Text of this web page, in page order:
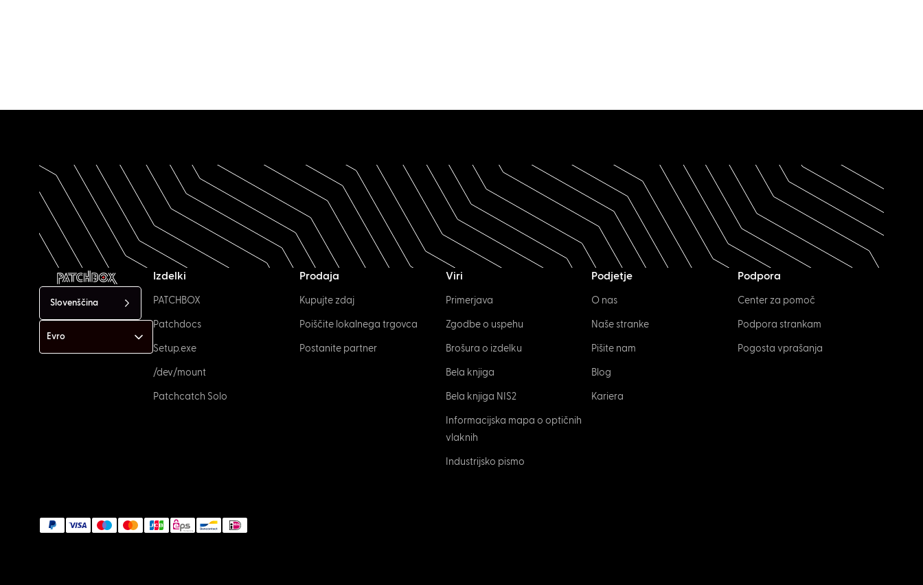
Slovenščina
Izdelki
PATCHBOX
Patchdocs
Setup.exe
/dev/mount
Patchcatch Solo
Prodaja
Kupujte zdaj
Poiščite lokalnega trgovca
Postanite partner
Viri
Primerjava
Zgodbe o uspehu
Brošura o izdelku
Bela knjiga
Bela knjiga NIS2
Informacijska mapa o optičnih
vlaknih
Industrijsko pismo
Podjetje
O nas
Naše stranke
Pišite nam
Blog
Kariera
Podpora
Center za pomoč
Podpora strankam
Pogosta vprašanja